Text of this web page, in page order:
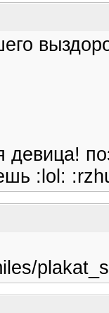
девица!
:lol: